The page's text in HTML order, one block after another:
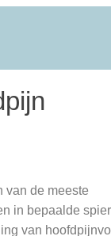
van de meeste
in bepaalde
van